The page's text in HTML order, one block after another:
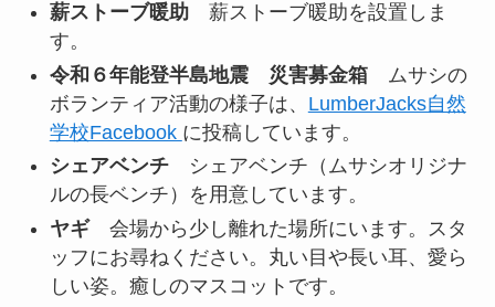
薪ストーブ暖助薪ストーブ暖助を設置しま
す。
令和６年能登半島地震 災害募金箱ムサシの
ボランティア活動の様子は、 LumberJacks自然
学校Facebook に投稿しています。
シェアベンチシェアベンチ（ムサシオリジナ
ルの長ベンチ）を用意しています。
ヤギ会場から少し離れた場所にいます。スタ
ッフにお尋ねください。丸い目や長い耳、愛ら
しい姿。癒しのマスコットです。